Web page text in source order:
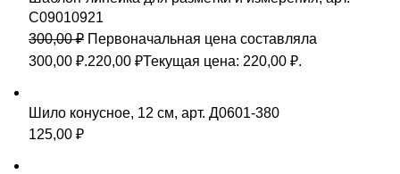
С09010921
300,00₽ Первоначальная цена составляла
300,00 ₽.220,00 ₽Текущая цена: 220,00 ₽.
Шило конусное, 12 см, арт. Д0601-380
125,00 ₽